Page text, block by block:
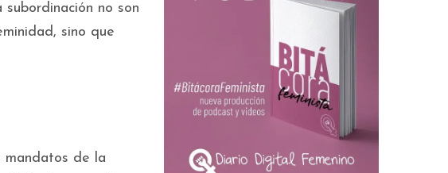
no son
sino que
mandatos de la